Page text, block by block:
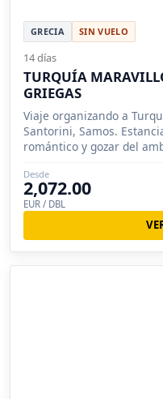
GRECIA SIN VUELO
14 días
TURQUÍA
GRIEGAS
Viaje organizando a
Santorini, Samos.
romántico y gozar del
Desde
2,072.00
EUR / DBL